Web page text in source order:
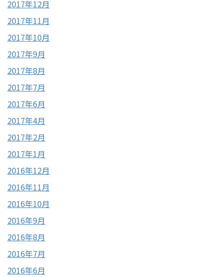
2017年12月
2017年11月
2017年10月
2017年9月
2017年8月
2017年7月
2017年6月
2017年4月
2017年2月
2017年1月
2016年12月
2016年11月
2016年10月
2016年9月
2016年8月
2016年7月
2016年6月